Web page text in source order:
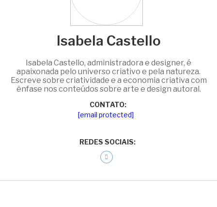
Isabela Castello
Isabela Castello, administradora e designer, é
apaixonada pelo universo criativo e pela natureza.
Escreve sobre criatividade e a economia criativa com
ênfase nos conteúdos sobre arte e design autoral.
CONTATO:
[email protected]
REDES SOCIAIS: